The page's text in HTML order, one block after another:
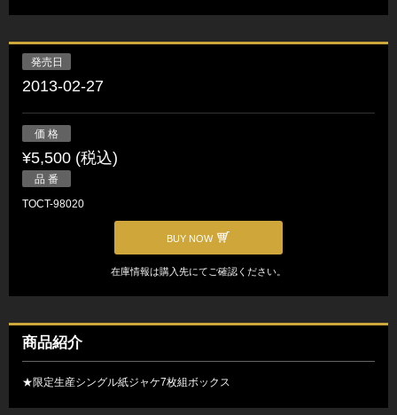
発売日
2013-02-27
価 格
¥5,500 (税込)
品 番
TOCT-98020
BUY NOW
在庫情報は購入先にてご確認ください。
商品紹介
★限定生産シングル紙ジャケ7枚組ボックス